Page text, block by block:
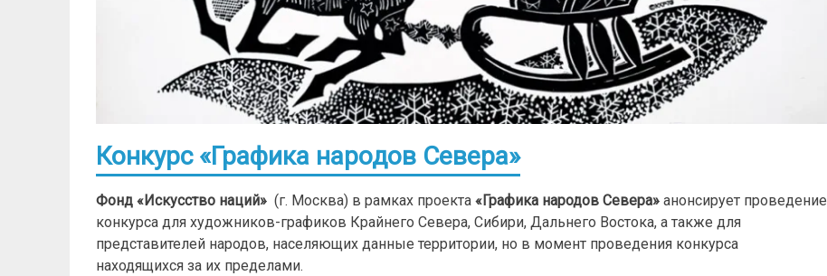
Конкурс «Графика народов Севера»
Фонд «Искусство наций» (г. Москва) в рамках проекта «Графика народов Севера» анонсирует проведение
конкурса для художников-графиков Крайнего Севера, Сибири, Дальнего Востока, а также для
представителей народов, населяющих данные территории, но в момент проведения конкурса
находящихся за их пределами.